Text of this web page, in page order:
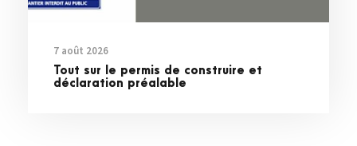
7 août 2026
Tout sur le permis de construire et
déclaration préalable